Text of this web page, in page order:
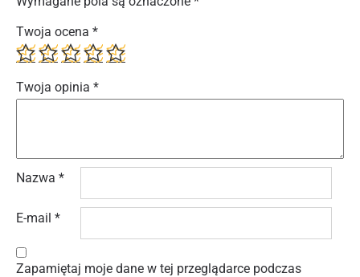
Twoja ocena *
Twoja opinia *
Nazwa *
E-mail *
Zapamiętaj moje dane w tej przeglądarce podczas